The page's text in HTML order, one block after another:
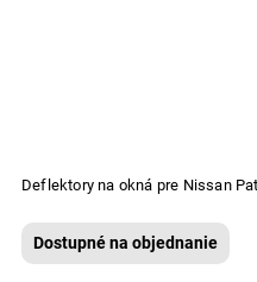
Deflektory na okná pre Nissan
Dostupné na objednanie